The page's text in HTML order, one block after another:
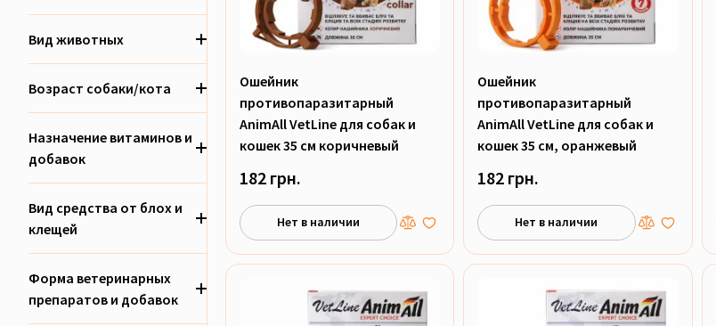
Вид животных
Возраст собаки/кота
Назначение витаминов и
добавок
Вид средства от блох и
клещей
Форма ветеринарных
препаратов и добавок
Ошейник
противопаразитарный
AnimAll VetLine для собак и
кошек 35 см коричневый
182 грн.
Нет в наличии
Ошейник
противопаразитарный
AnimAll VetLine для собак и
кошек 35 см, оранжевый
182 грн.
Нет в наличии